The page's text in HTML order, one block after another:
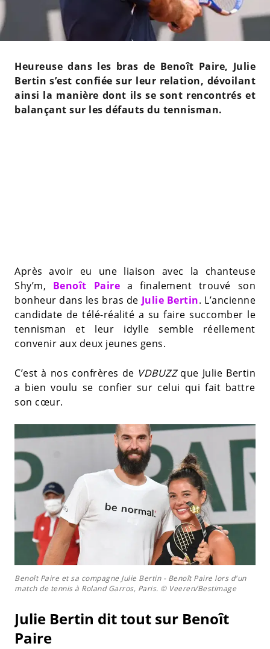
Heureuse dans les bras de Benoît Paire, Julie
Bertin s’est confiée sur leur relation, dévoilant
ainsi la manière dont ils se sont rencontrés et
balançant sur les défauts du tennisman.
Après avoir eu une liaison avec la chanteuse
Shy’m, Benoît Paire a finalement trouvé son
bonheur dans les bras de Julie Bertin. L’ancienne
candidate de télé-réalité a su faire succomber le
tennisman et leur idylle semble réellement
convenir aux deux jeunes gens.
C’est à nos confrères de VDBUZZque Julie Bertin
a bien voulu se confier sur celui qui fait battre
son cœur.
Benoît Paire et sa compagne Julie Bertin - Benoît Paire lors d'un
match de tennis à Roland Garros, Paris. © Veeren/Bestimage
Julie Bertin dit tout sur Benoît
Paire